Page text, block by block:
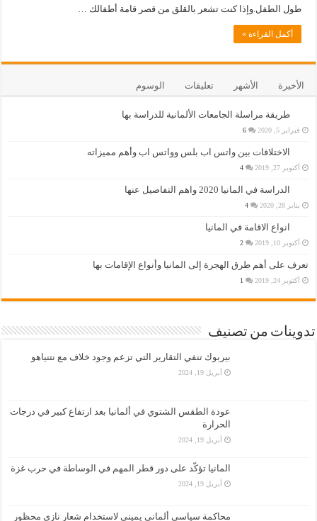
طول الطفل.وإذا كنت تشعر بالقلق من قصر قامة أطفالك …
أكمل القراءة »
الأخيرة الأشهر تعليقات الوسوم
طريقة مراسلة الجامعات الألمانية للدراسة بها
فبراير 5, 2020 6
الاختلافات بين واتس اب بلس وواتس اب وأهم مميزاته
أكتوبر 27, 2019 4
الدراسة في المانيا 2020 واهم التفاصيل عنها
يناير 28, 2020 4
انواع الاقامة في المانيا
أكتوبر 10, 2019 2
تعرف على أهم طرق الهجرة إلى المانيا وأنواع الإقامات بها
أكتوبر 24, 2019 1
تدوينات من تصنيف
بيربوك تنفي التقارير التي تزعم وجود خلاف مع نتنياهو
أبريل 19, 2024
عودة الطقس الشتوي في ألمانيا بعد ارتفاع كبير في درجات
الحرارة
أبريل 19, 2024
المانيا تؤكّد على دور قطر المهم في الوساطة في حرب غزة
أبريل 19, 2024
محاكمة سياسي ألماني يميني لاستخدام شعار نازي محظور